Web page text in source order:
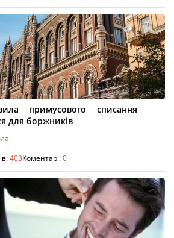
примусового списання
для боржників
403Коментарі:0